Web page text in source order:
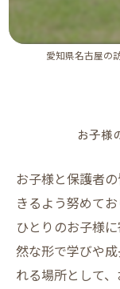
愛知県名古屋の
お子様
お子様と保護者
きるよう努めて
ひとりのお子様
然な形で学びや
れる場所として